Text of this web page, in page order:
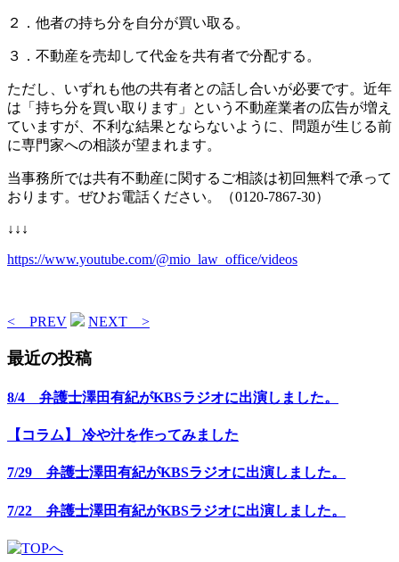
２．他者の持ち分を自分が買い取る。
３．不動産を売却して代金を共有者で分配する。
ただし、いずれも他の共有者との話し合いが必要です。近年
は「持ち分を買い取ります」という不動産業者の広告が増え
ていますが、不利な結果とならないように、問題が生じる前
に専門家への相談が望まれます。
当事務所では共有不動産に関するご相談は初回無料で承って
おります。ぜひお電話ください。（0120-7867-30）
↓↓↓
https://www.youtube.com/@mio_law_office/videos
< PREV NEXT >
最近の投稿
8/4 弁護士澤田有紀がKBSラジオに出演しました。
【コラム】 冷や汁を作ってみました
7/29 弁護士澤田有紀がKBSラジオに出演しました。
7/22 弁護士澤田有紀がKBSラジオに出演しました。